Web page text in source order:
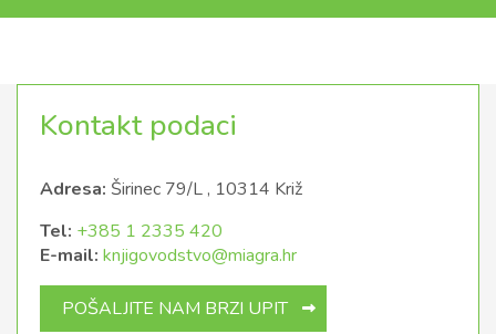
Kontakt podaci
Adresa: Širinec 79/L , 10314 Križ
Tel: +385 1 2335 420
E-mail: knjigovodstvo@miagra.hr
POŠALJITE NAM BRZI UPIT